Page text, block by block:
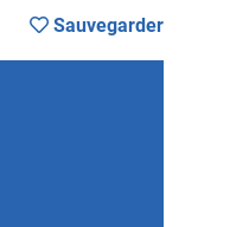
Sauvegarder